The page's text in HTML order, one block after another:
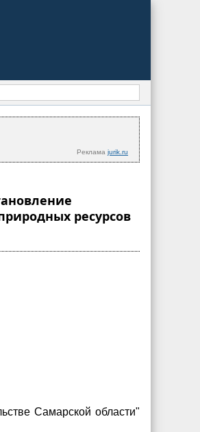
Реклама jurik.ru
ресурсов
Самарской области"